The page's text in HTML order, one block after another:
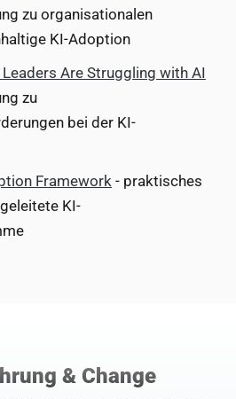
zu organisationalen
KI-Adoption
Leaders Are Struggling with AI
zu
bei der KI-
Framework - praktisches
KI-
& Change